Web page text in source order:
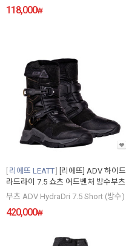
118,000₩
리에뜨 LEATT
[리에뜨] ADV 하이드
라드라이 7.5 쇼츠 어드벤처 방수부츠
부츠 ADV HydraDri 7.5 Short (방수)
420,000₩